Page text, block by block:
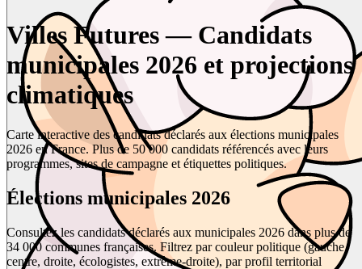
Villes Futures — Candidats
municipales 2026 et projections
climatiques
Carte interactive des candidats déclarés aux élections municipales
2026 en France. Plus de 50 000 candidats référencés avec leurs
programmes, sites de campagne et étiquettes politiques.
Élections municipales 2026
Consultez les candidats déclarés aux municipales 2026 dans plus de
34 000 communes françaises. Filtrez par couleur politique (gauche,
centre, droite, écologistes, extrême-droite), par profil territorial